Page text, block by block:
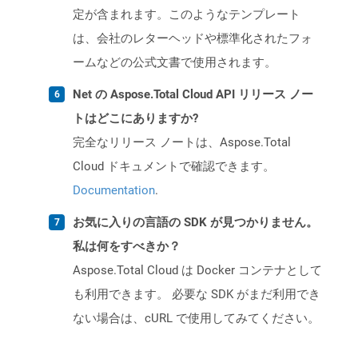
定が含まれます。このようなテンプレート
は、会社のレターヘッドや標準化されたフォ
ームなどの公式文書で使用されます。
Net の Aspose.Total Cloud API リリース ノー
トはどこにありますか?
完全なリリース ノートは、Aspose.Total
Cloud ドキュメントで確認できます。
Documentation.
お気に入りの言語の SDK が見つかりません。
私は何をすべきか？
Aspose.Total Cloud は Docker コンテナとして
も利用できます。 必要な SDK がまだ利用でき
ない場合は、cURL で使用してみてください。